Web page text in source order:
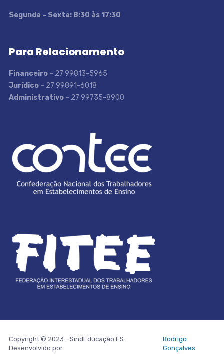
Segunda – Sexta: 8:30 às 17:30
Para Relacionamento
Financeiro – 27 99813-5965
Jurídico – 27 99891-6018
Administrativo – 27 99735-8900
Copyright © 2023 - SindEducação ES.
Desenvolvido por
Rodrigo
Gonçalves